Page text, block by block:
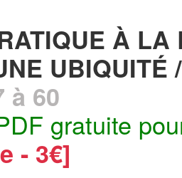
À LA
UBIQUITÉ /
à 60
gratuite
- 3€]